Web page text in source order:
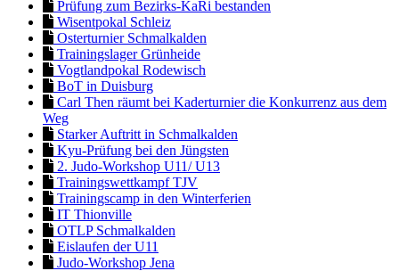
Prüfung zum Bezirks-KaRi bestanden
Wisentpokal Schleiz
Osterturnier Schmalkalden
Trainingslager Grünheide
Vogtlandpokal Rodewisch
BoT in Duisburg
Carl Then räumt bei Kaderturnier die Konkurrenz aus dem
Weg
Starker Auftritt in Schmalkalden
Kyu-Prüfung bei den Jüngsten
2. Judo-Workshop U11/ U13
Trainingswettkampf TJV
Trainingscamp in den Winterferien
IT Thionville
OTLP Schmalkalden
Eislaufen der U11
Judo-Workshop Jena